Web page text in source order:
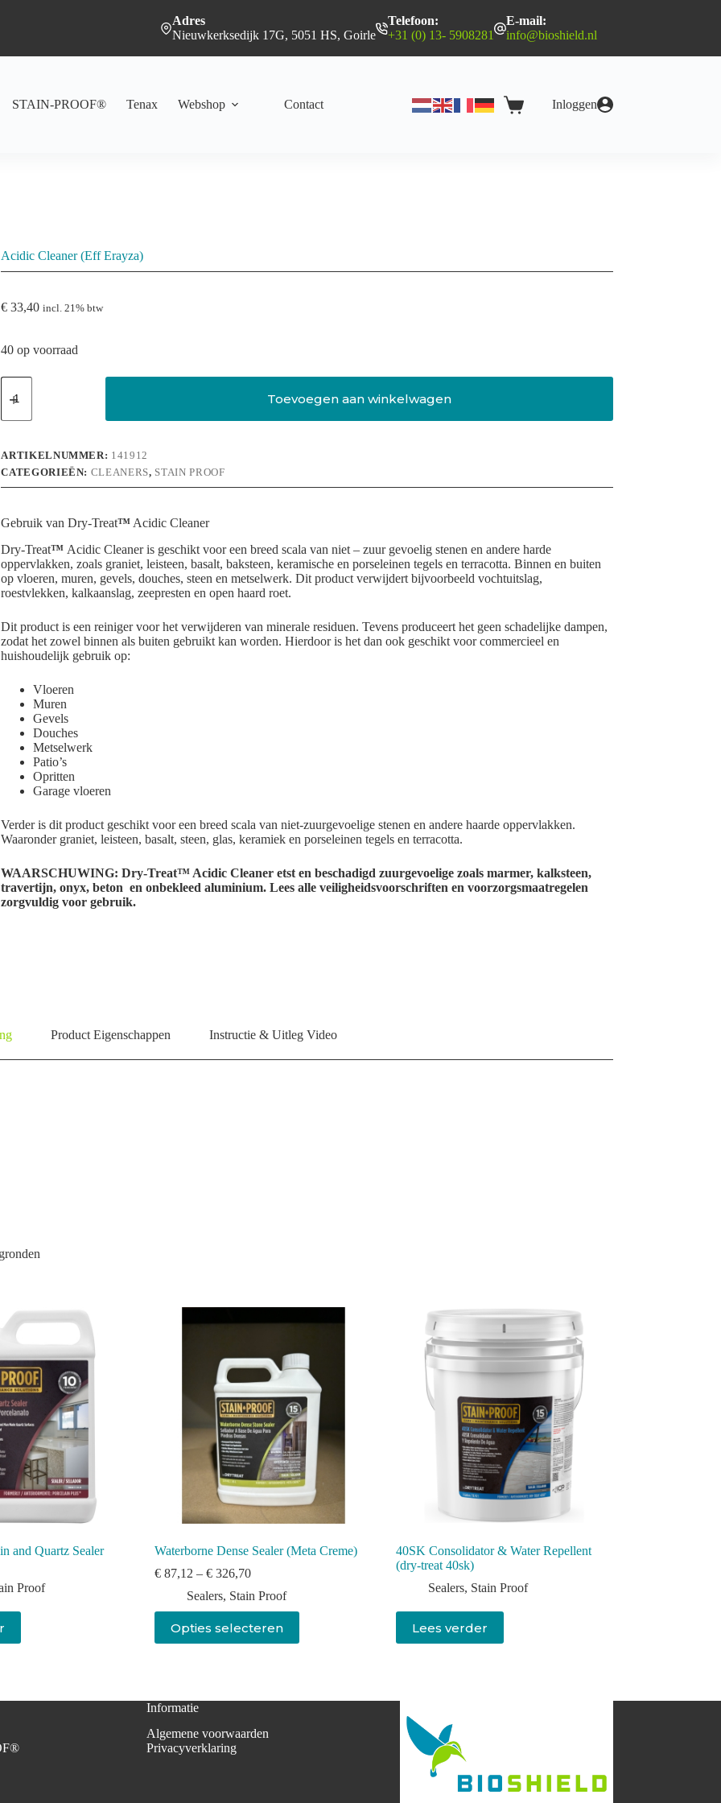
Adres
Nieuwkerksedijk 17G, 5051 HS, Goirle
Telefoon:
+31 (0) 13- 5908281
E-mail:
info@bioshield.nl
STAIN-PROOF® Tenax Webshop Contact WinkelwagenInloggen
Acidic Cleaner (Eff Erayza)
€ 33,40 incl. 21% btw
40 op voorraad
Acidic
Cleaner
Erayza)
Toevoegen aan winkelwagen
ARTIKELNUMMER: 141912
CATEGORIEËN: CLEANERS, STAIN PROOF
Gebruik van Dry-Treat™ Acidic Cleaner
Dry-Treat™ Acidic Cleaner is geschikt voor een breed scala van niet – zuur gevoelig stenen en andere harde
oppervlakken, zoals graniet, leisteen, basalt, baksteen, keramische en porseleinen tegels en terracotta. Binnen en buiten
op vloeren, muren, gevels, douches, steen en metselwerk. Dit product verwijdert bijvoorbeeld vochtuitslag,
roestvlekken, kalkaanslag, zeepresten en open haard roet.
Dit product is een reiniger voor het verwijderen van minerale residuen. Tevens produceert het geen schadelijke dampen,
zodat het zowel binnen als buiten gebruikt kan worden. Hierdoor is het dan ook geschikt voor commercieel en
huishoudelijk gebruik op:
Vloeren
Muren
Gevels
Douches
Metselwerk
Patio’s
Opritten
Garage vloeren
Verder is dit product geschikt voor een breed scala van niet-zuurgevoelige stenen en andere haarde oppervlakken.
Waaronder graniet, leisteen, basalt, steen, glas, keramiek en porseleinen tegels en terracotta.
WAARSCHUWING: Dry-Treat™ Acidic Cleaner etst en beschadigd zuurgevoelige zoals marmer, kalksteen,
travertijn, onyx, beton en onbekleed aluminium.Lees alle veiligheidsvoorschriften en voorzorgsmaatregelen
zorgvuldig voor gebruik.
Product Eigenschappen Instructie & Uitleg Video
and Quartz Sealer
Proof
Waterborne Dense Sealer (Meta Creme)
€87,12– €326,70
Sealers, Stain Proof
Opties selecteren
Dit
product
heeft
optie
gekozen
worden
40SK Consolidator & Water Repellent
(dry-treat 40sk)
Sealers, Stain Proof
Lees verder
Informatie
Algemene voorwaarden
Privacyverklaring